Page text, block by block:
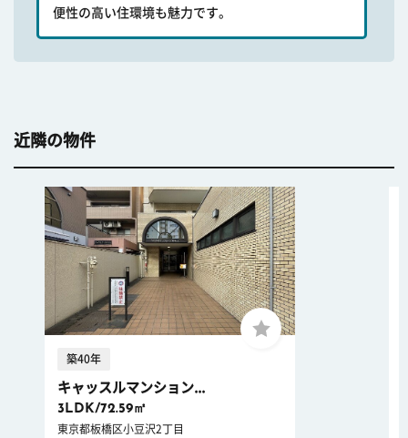
便性の高い住環境も魅力です。
近隣の物件
築40年
キャッスルマンション...
3LDK/72.59㎡
東京都板橋区小豆沢2丁目